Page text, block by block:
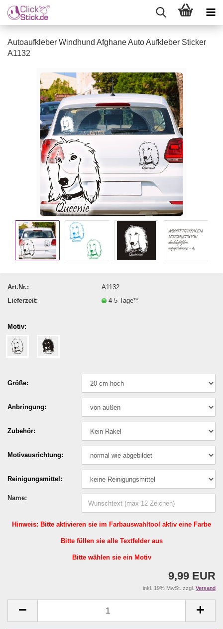
Autoaufkleber Windhund Afghane Auto Aufkleber Sticker
A1132
Art.Nr.:
A1132
Lieferzeit:
4-5 Tage**
Motiv:
Größe:
Anbringung:
Zubehör:
Motivausrichtung:
Reinigungsmittel:
Name:
Hinweis: Bitte aktivieren sie im Farbauswahltool aktiv eine Farbe
Bitte füllen sie alle Textfelder aus
Bitte wählen sie ein Motiv
9,99 EUR
inkl. 19% MwSt. zzgl. Versand